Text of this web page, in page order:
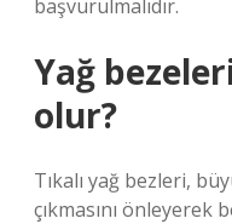
başvurulmalıdır.
Yağ
olur?
Tıkalı yağ bezleri,
çıkmasını önleyerek